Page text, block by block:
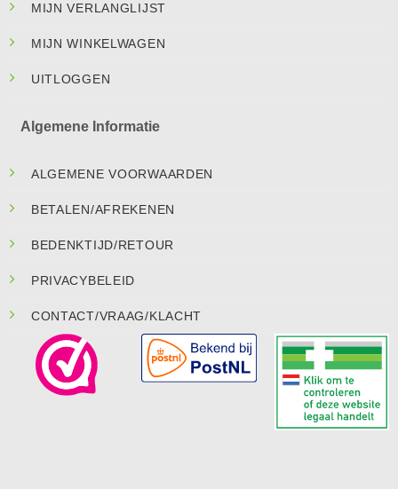
MIJN VERLANGLIJST
MIJN WINKELWAGEN
UITLOGGEN
Algemene Informatie
ALGEMENE VOORWAARDEN
BETALEN/AFREKENEN
BEDENKTIJD/RETOUR
PRIVACYBELEID
CONTACT/VRAAG/KLACHT